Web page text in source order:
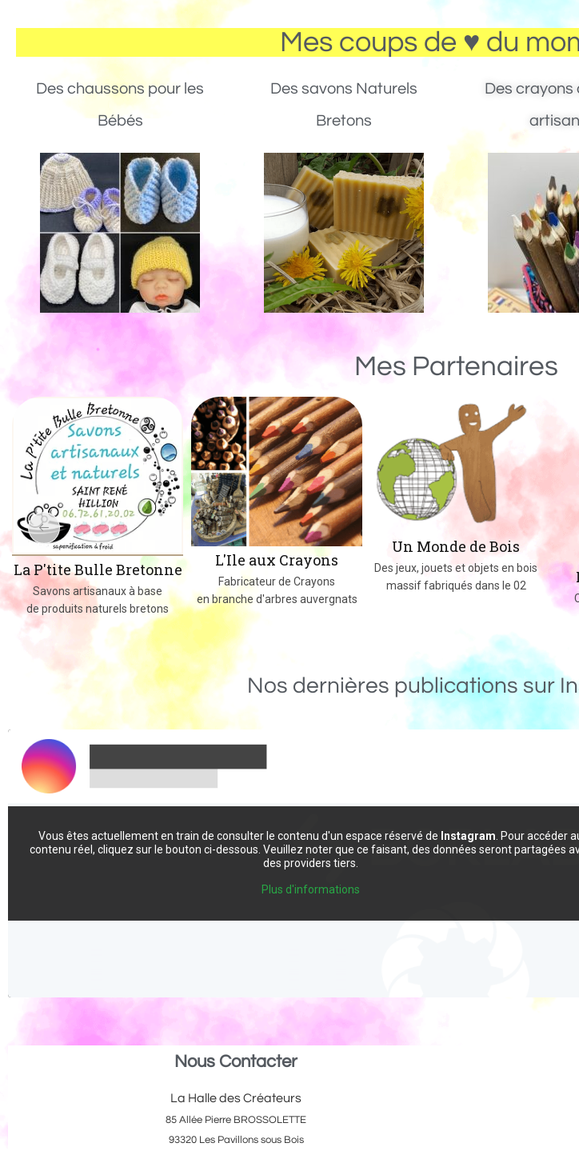
Mes coups de ♥ du
Des chaussons pour les
Bébés
Des savons Naturels
Bretons
Des crayons
Mes Partenaires
La P'tite Bulle Bretonne
Savons artisanaux à base
de produits naturels bretons
L'Ile aux Crayons
Fabricateur de Crayons
en branche d'arbres auvergnats
Un Monde de Bois
Des jeux, jouets et objets en bois
massif fabriqués dans le 02
Nos dernières publications sur
Vous êtes actuellement en train de consulter le contenu d'un espace réservé de Instagram . Pour accéder
contenu réel, cliquez sur le bouton ci-dessous. Veuillez noter que ce faisant, des données seront partagées
des providers tiers.
Plus d'informations
Nous Contacter
La Halle des Créateurs
85 Allée Pierre BROSSOLETTE
93320 Les Pavillons sous Bois